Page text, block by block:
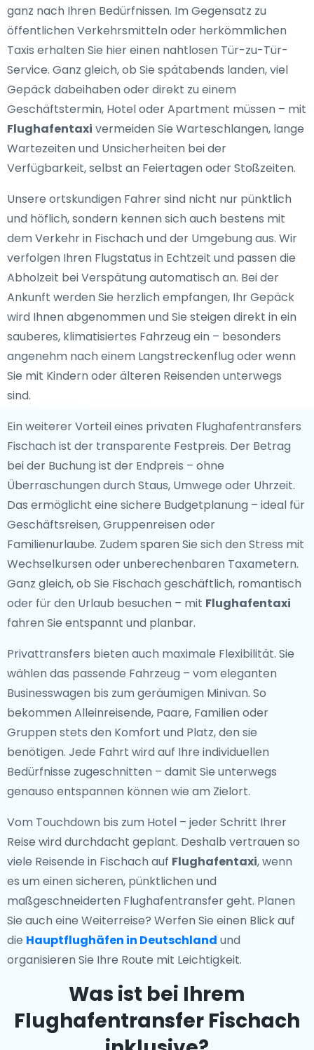
ganz nach Ihren Bedürfnissen. Im Gegensatz zu
öffentlichen Verkehrsmitteln oder herkömmlichen
Taxis erhalten Sie hier einen nahtlosen Tür-zu-Tür-
Service. Ganz gleich, ob Sie spätabends landen, viel
Gepäck dabeihaben oder direkt zu einem
Geschäftstermin, Hotel oder Apartment müssen – mit
Flughafentaxi vermeiden Sie Warteschlangen, lange
Wartezeiten und Unsicherheiten bei der
Verfügbarkeit, selbst an Feiertagen oder Stoßzeiten.
Unsere ortskundigen Fahrer sind nicht nur pünktlich
und höflich, sondern kennen sich auch bestens mit
dem Verkehr in Fischach und der Umgebung aus. Wir
verfolgen Ihren Flugstatus in Echtzeit und passen die
Abholzeit bei Verspätung automatisch an. Bei der
Ankunft werden Sie herzlich empfangen, Ihr Gepäck
wird Ihnen abgenommen und Sie steigen direkt in ein
sauberes, klimatisiertes Fahrzeug ein – besonders
angenehm nach einem Langstreckenflug oder wenn
Sie mit Kindern oder älteren Reisenden unterwegs
sind.
Ein weiterer Vorteil eines privaten Flughafentransfers
Fischach ist der transparente Festpreis. Der Betrag
bei der Buchung ist der Endpreis – ohne
Überraschungen durch Staus, Umwege oder Uhrzeit.
Das ermöglicht eine sichere Budgetplanung – ideal für
Geschäftsreisen, Gruppenreisen oder
Familienurlaube. Zudem sparen Sie sich den Stress mit
Wechselkursen oder unberechenbaren Taxametern.
Ganz gleich, ob Sie Fischach geschäftlich, romantisch
oder für den Urlaub besuchen – mit Flughafentaxi
fahren Sie entspannt und planbar.
Privattransfers bieten auch maximale Flexibilität. Sie
wählen das passende Fahrzeug – vom eleganten
Businesswagen bis zum geräumigen Minivan. So
bekommen Alleinreisende, Paare, Familien oder
Gruppen stets den Komfort und Platz, den sie
benötigen. Jede Fahrt wird auf Ihre individuellen
Bedürfnisse zugeschnitten – damit Sie unterwegs
genauso entspannen können wie am Zielort.
Vom Touchdown bis zum Hotel – jeder Schritt Ihrer
Reise wird durchdacht geplant. Deshalb vertrauen so
viele Reisende in Fischach auf Flughafentaxi, wenn
es um einen sicheren, pünktlichen und
maßgeschneiderten Flughafentransfer geht. Planen
Sie auch eine Weiterreise? Werfen Sie einen Blick auf
die Hauptflughäfen in Deutschland und
organisieren Sie Ihre Route mit Leichtigkeit.
Was ist bei Ihrem
Flughafentransfer Fischach